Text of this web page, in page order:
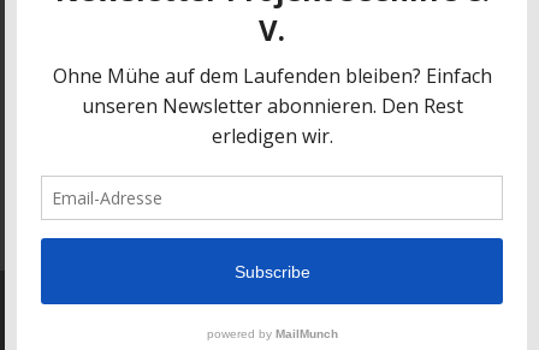
© 2017 | Projekt Seehilfe e.V.